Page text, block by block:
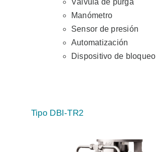
Válvula de purga
Manómetro
Sensor de presión
Automatización
Dispositivo de bloqueo
Tipo DBI-TR2